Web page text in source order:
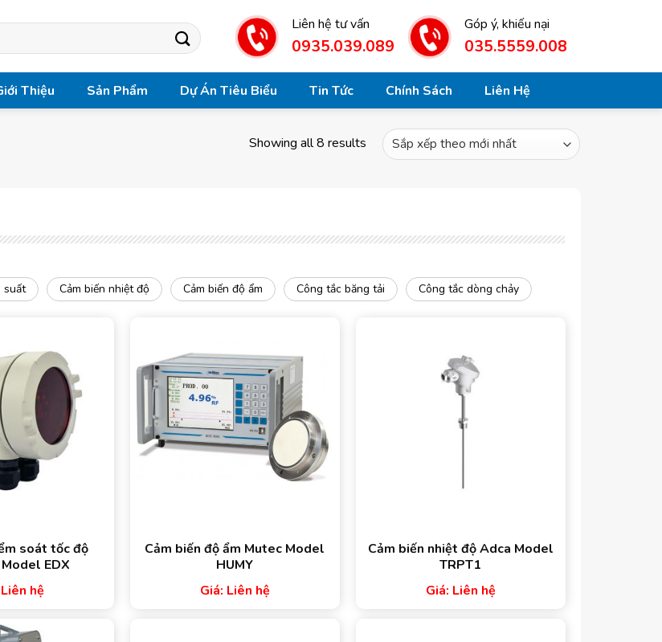
Liên hệ tư vấn
0935.039.089
Góp ý, khiếu nại
035.5559.008
Thiệu Sản Phẩm Dự Án Tiêu Biểu Tin Tức Chính Sách Liên Hệ
Showing all 8 results
suất Cảm biến nhiệt độ Cảm biến độ ẩm Công tắc băng tải Công tắc dòng chảy
soát tốc độ
EDX
hệ
Cảm biến độ ẩm Mutec Model
HUMY
Giá: Liên hệ
Cảm biến nhiệt độ Adca Model
TRPT1
Giá: Liên hệ